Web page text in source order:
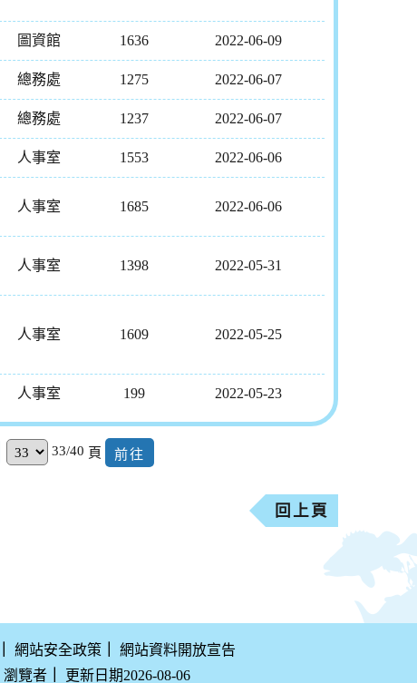
圖資館 1636 2022-06-09
總務處 1275 2022-06-07
總務處 1237 2022-06-07
人事室 1553 2022-06-06
人事室 1685 2022-06-06
人事室 1398 2022-05-31
人事室 1609 2022-05-25
人事室 199 2022-05-23
33/40 頁
回上頁
網站安全政策
網站資料開放宣告
瀏覽者
更新日期2026-08-06